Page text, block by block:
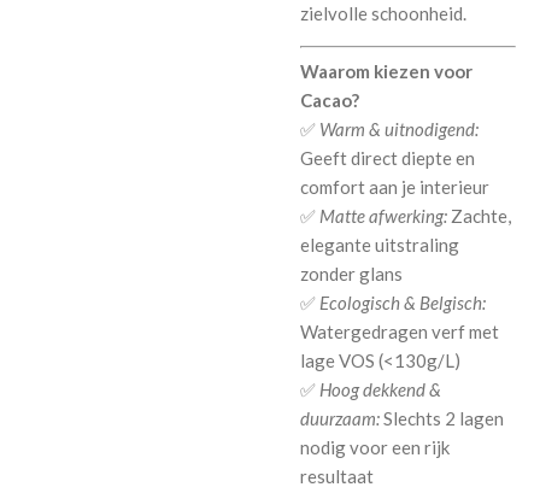
zielvolle schoonheid.
Waarom kiezen voor
Cacao?
✅ Warm & uitnodigend:
Geeft direct diepte en
comfort aan je interieur
✅ Matte afwerking: Zachte,
elegante uitstraling
zonder glans
✅ Ecologisch & Belgisch:
Watergedragen verf met
lage VOS (<130g/L)
✅ Hoog dekkend &
duurzaam:Slechts 2 lagen
nodig voor een rijk
resultaat